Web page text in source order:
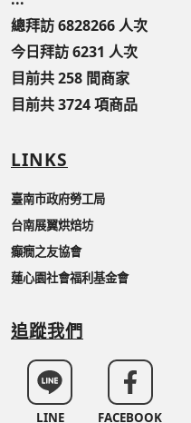
總拜訪 6828266 人次
今日拜訪 6231 人次
目前共 258 間商家
目前共 3724 項商品
LINKS
臺南市政府勞工局
台南展翼烘焙坊
癲癇之友協會
蓮心園社會福利基金會
追蹤我們
LINE FACEBOOK